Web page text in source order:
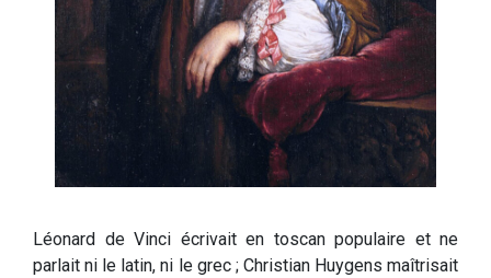
Léonard de Vinci écrivait en toscan populaire et ne
parlait ni le latin, ni le grec ; Christian Huygens maîtrisait